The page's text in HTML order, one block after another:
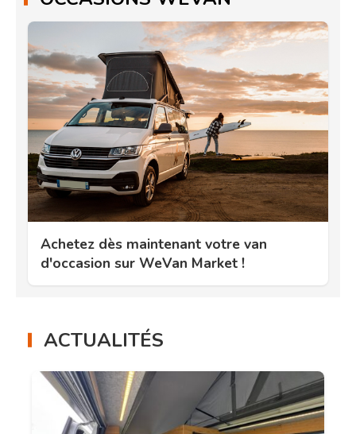
Achetez dès maintenant votre van
d'occasion sur WeVan Market !
ACTUALITÉS